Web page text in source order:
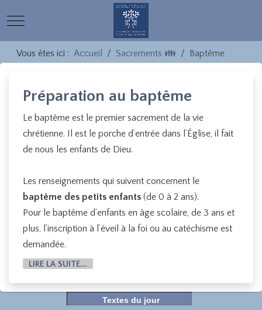
Mobile Menu Toggle
Vous êtes ici : Accueil Sacrements 👪 Baptême
Préparation au baptême
Le baptême est le premier sacrement de la vie
chrétienne. Il est le porche d’entrée dans l’Église, il fait
de nous les enfants de Dieu.
Les renseignements qui suivent concernent le
baptême des petits enfants (de 0 à 2 ans).
Pour le baptême d’enfants en âge scolaire, de 3 ans et
plus, l’inscription à l’éveil à la foi ou au catéchisme est
demandée.
LIRE LA SUITE...
Textes du jour